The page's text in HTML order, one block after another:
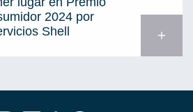
2024 por
Shell
add